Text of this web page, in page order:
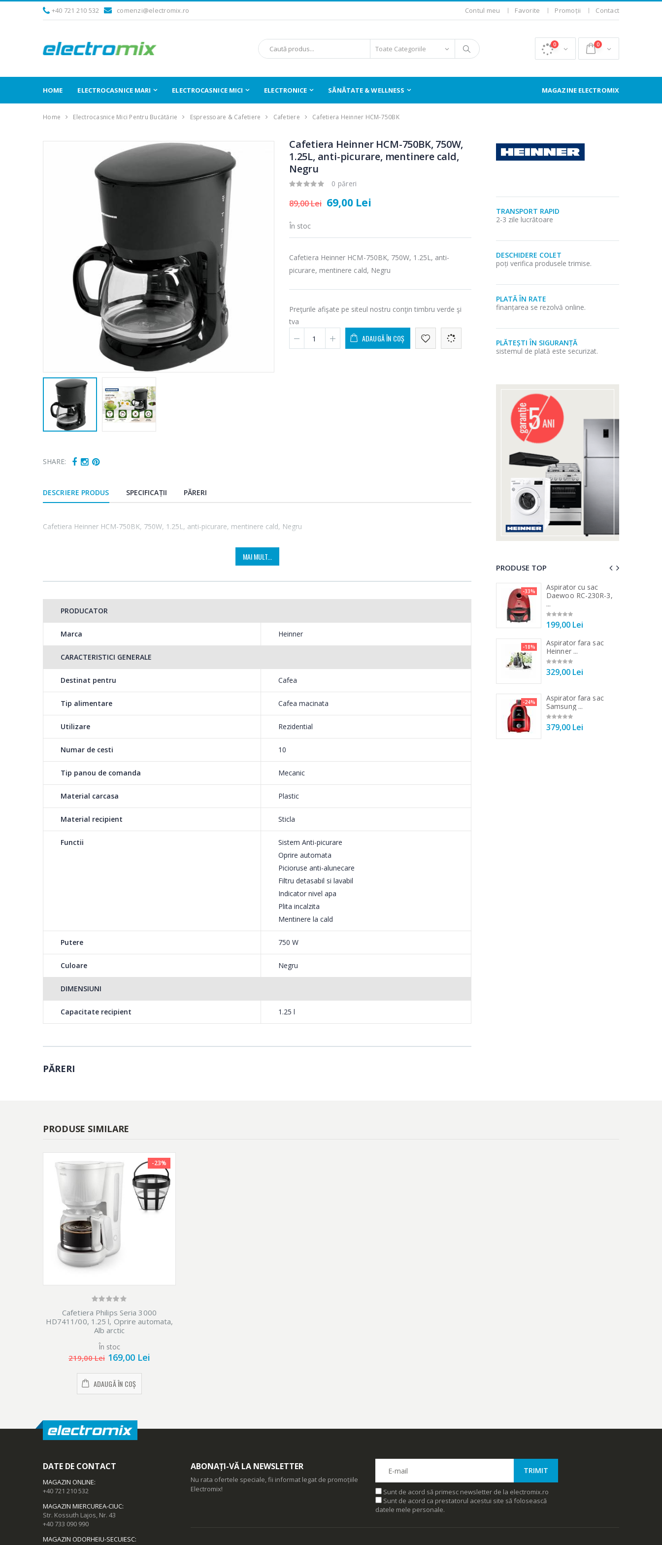
+40 721 210 532 comenzi@electromix.ro Contul meu Favorite Promoții Contact
0 0
HOME ELECTROCASNICE MARI ELECTROCASNICE MICI ELECTRONICE SĂNĂTATE & WELLNESS MAGAZINE ELECTROMIX
Home Electrocasnice Mici Pentru Bucătărie Espressoare & Cafetiere Cafetiere Cafetiera Heinner HCM-750BK
SHARE:
Cafetiera Heinner HCM-750BK, 750W,
1.25L, anti-picurare, mentinere cald,
Negru
0 păreri
89,00 Lei 69,00 Lei
În stoc
Cafetiera Heinner HCM-750BK, 750W, 1.25L, anti-
picurare, mentinere cald, Negru
Preţurile afişate pe siteul nostru conţin timbru verde şi
tva
ADAUGĂ ÎN COȘ
DESCRIERE PRODUS SPECIFICAȚII PĂRERI
Cafetiera Heinner HCM-750BK, 750W, 1.25L, anti-picurare, mentinere cald, Negru
MAI MULT...
PRODUCATOR
Marca Heinner
CARACTERISTICI GENERALE
Destinat pentru Cafea
Tip alimentare Cafea macinata
Utilizare Rezidential
Numar de cesti 10
Tip panou de comanda Mecanic
Material carcasa Plastic
Material recipient Sticla
Functii
Sistem Anti-picurare
Oprire automata
Picioruse anti-alunecare
Filtru detasabil si lavabil
Indicator nivel apa
Plita incalzita
Mentinere la cald
Putere 750 W
Culoare Negru
DIMENSIUNI
Capacitate recipient 1.25 l
PĂRERI
TRANSPORT RAPID
2-3 zile lucrătoare
DESCHIDERE COLET
poți verifica produsele trimise.
PLATĂ ÎN RATE
finanțarea se rezolvă online.
PLĂTEȘTI ÎN SIGURANȚĂ
sistemul de plată este securizat.
PRODUSE TOP
-33%
799,00 Lei
-25%
filtru ...
89,00 Lei
-33%
199,00 Lei
-33%
Aspirator cu sac
Daewoo RC-230R-3,
...
199,00 Lei
-18%
Aspirator fara sac
Heinner ...
329,00 Lei
-24%
Aspirator fara sac
Samsung ...
379,00 Lei
PRODUSE SIMILARE
-23%
Cafetiera Philips Seria 3000
HD7411/00, 1.25 l, Oprire automata,
Alb arctic
În stoc
219,00 Lei 169,00 Lei
ADAUGĂ ÎN COȘ
DATE DE CONTACT
MAGAZIN ONLINE:
+40 721 210 532
MAGAZIN MIERCUREA-CIUC:
Str. Kossuth Lajos, Nr. 43
+40 733 090 990
MAGAZIN ODORHEIU-SECUIESC:
ABONAȚI-VĂ LA NEWSLETTER
Nu rata ofertele speciale, fii informat legat de promoțiile
Electromix!
Sunt de acord să primesc newsletter de la electromix.ro
Sunt de acord ca prestatorul acestui site să folosească
datele mele personale.